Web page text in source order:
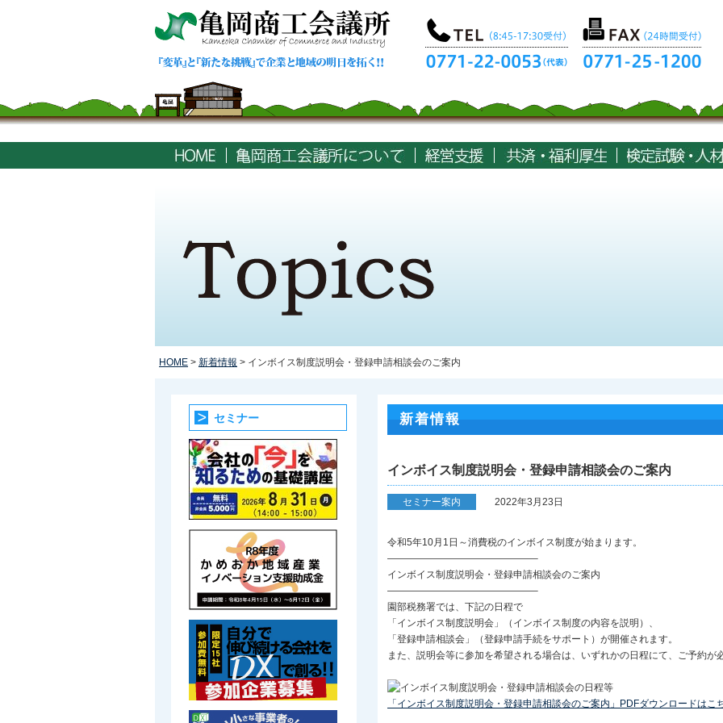
HOME > 新着情報 > インボイス制度説明会・登録申請相談会のご案内
新着情報
インボイス制度説明会・登録申請相談会のご案内
セミナー案内 2022年3月23日
令和5年10月1日～消費税のインボイス制度が始まります。
———————————————–
インボイス制度説明会・登録申請相談会のご案内
———————————————–
園部税務署では、下記の日程で
「インボイス制度説明会」（インボイス制度の内容を説明）、
「登録申請相談会」（登録申請手続をサポート）が開催されます。
また、説明会等に参加を希望される場合は、いずれかの日程にて、ご予約が
「インボイス制度説明会・登録申請相談会のご案内」PDFダウンロードはこ
セミナー